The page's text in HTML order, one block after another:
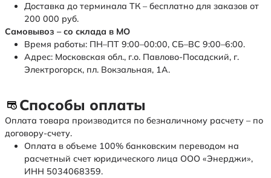
Доставка до терминала ТК – бесплатно для заказов от
200 000 руб.
Самовывоз – со склада в МО
Время работы: ПН–ПТ 9:00–00:00, СБ–ВС 9:00–6:00.
Адрес: Московская обл., г.о. Павлово-Посадский, г.
Электрогорск, пл. Вокзальная, 1А.
Способы оплаты
Оплата товара производится по безналичному расчету – по
договору-счету.
Оплата в объеме 100% банковским переводом на
расчетный счет юридического лица ООО «Энерджи»,
ИНН 5034068359.